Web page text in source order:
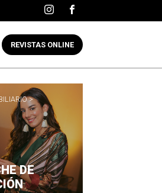
REVISTAS ONLINE
>
DE